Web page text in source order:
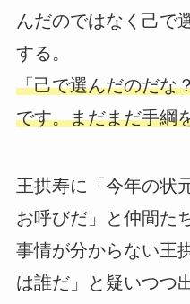
んだのではなく己で
する。
「己で選んだのだな
です。まだまだ手綱
王拱寿に「今年の状
お呼びだ」と仲間た
事情が分からない王
は誰だ」と疑いつつ